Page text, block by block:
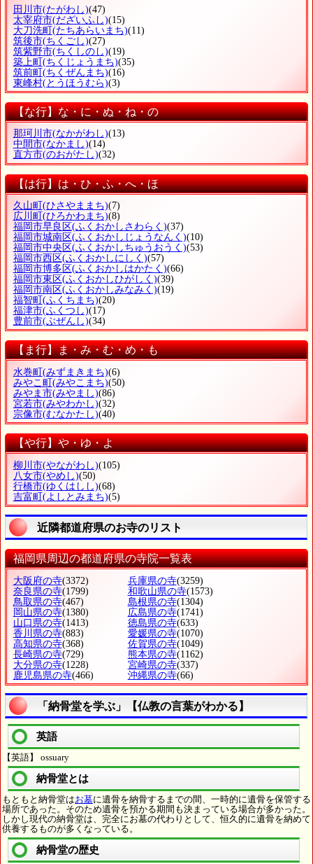
田川市(たがわし)(47)
太宰府市(だざいふし)(15)
大刀洗町(たちあらいまち)(11)
筑後市(ちくごし)(27)
筑紫野市(ちくしのし)(19)
築上町(ちくじょうまち)(35)
筑前町(ちくぜんまち)(16)
東峰村(とうほうむら)(3)
【な行】な・に・ぬ・ね・の
那珂川市(なかがわし)(13)
中間市(なかまし)(14)
直方市(のおがたし)(32)
【は行】は・ひ・ふ・へ・ほ
久山町 (ひさやままち)(7)
広川町 (ひろかわまち)(8)
福岡市早良区(ふくおかしさわらく)(37)
福岡市城南区(ふくおかしじょうなんく)(10)
福岡市中央区(ふくおかしちゅうおうく)(53)
福岡市西区(ふくおかしにしく)(57)
福岡市博多区(ふくおかしはかたく)(66)
福岡市東区(ふくおかしひがしく)(39)
福岡市南区(ふくおかしみなみく)(19)
福智町 (ふくちまち)(20)
福津市(ふくつし)(17)
豊前市(ぶぜんし)(34)
【ま行】ま・み・む・め・も
水巻町 (みずまきまち)(6)
みやこ町 (みやこまち)(50)
みやま市(みやまし)(86)
宮若市(みやわかし)(32)
宗像市(むなかたし)(40)
【や行】や・ゆ・よ
柳川市(やながわし)(105)
八女市(やめし)(50)
行橋市(ゆくはしし)(68)
吉富町(よしとみまち)(5)
近隣都道府県のお寺のリスト
福岡県周辺の都道府県の寺院一覧表
大阪府の寺(3372) 兵庫県の寺(3259)
奈良県の寺(1799) 和歌山県の寺(1573)
鳥取県の寺(467) 島根県の寺(1304)
岡山県の寺(1380) 広島県の寺(1741)
山口県の寺(1413) 徳島県の寺(633)
香川県の寺(883) 愛媛県の寺(1070)
高知県の寺(368) 佐賀県の寺(1049)
長崎県の寺(729) 熊本県の寺(1162)
大分県の寺(1228) 宮崎県の寺(337)
鹿児島県の寺(466) 沖縄県の寺(66)
「納骨堂を学ぶ」【仏教の言葉がわかる】
英語
【英語】 ossuary
納骨堂とは
もともと納骨堂はお墓に遺骨を納骨するまでの間、一時的に遺骨を保管する
場所であった。そのため遺骨を預かる期間も決まっている場合が多かった。
しかし現代の納骨堂は、完全にお墓の代わりとして、恒久的に遺骨を納めて
供養するものが多くなっている。
納骨堂の歴史